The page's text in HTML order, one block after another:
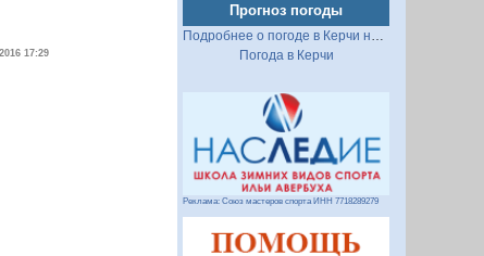
17:29
Прогноз погоды
Подробнее о погоде в Керчи на 2 недели
Погода в Керчи
Реклама: Союз мастеров спорта ИНН 7718289279